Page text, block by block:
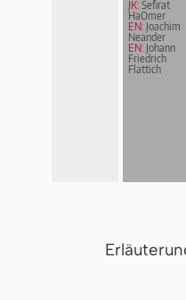
JK: Sefirat
HaOmer
EN: Joachim
Neander
EN: Johann
Friedrich
Flattich